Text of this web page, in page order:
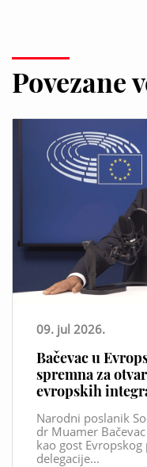
Povezane
09. jul 2026.
Bačevac u
spremna za
evropskih
Narodni poslanik
dr Muamer
kao gost
delegacije...